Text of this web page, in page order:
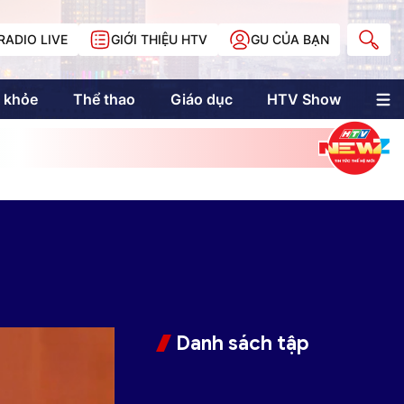
LIVE GIỚI THIỆU HTV GU CỦA BẠN
khỏe Thể thao Giáo dục HTV Show
Multimedia
Multiform
Danh sách tập